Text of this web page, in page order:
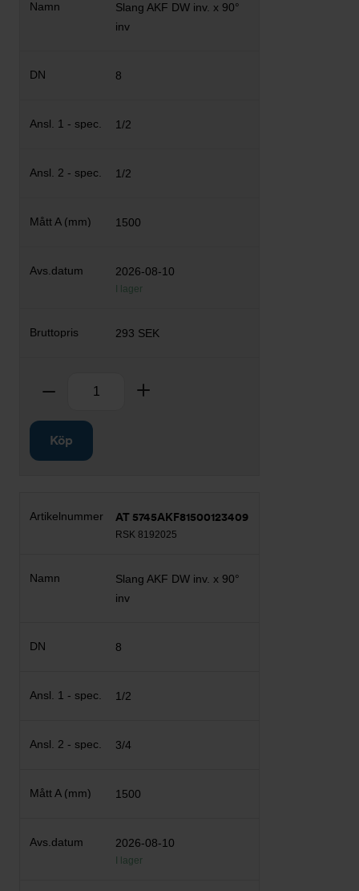
Slang AKF DW inv. x 90°
inv
8
1/2
1/2
1500
2026-08-10
I lager
293 SEK
Ta bort
Köp
AT 5745AKF81500123409
RSK 8192025
Slang AKF DW inv. x 90°
inv
8
1/2
3/4
1500
2026-08-10
I lager